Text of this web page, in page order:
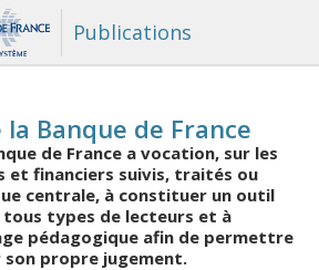
Publications
Banque de France
de France a vocation, sur les
et financiers suivis, traités ou
centrale, à constituer un outil
types de lecteurs et à
pédagogique afin de permettre
son propre jugement.